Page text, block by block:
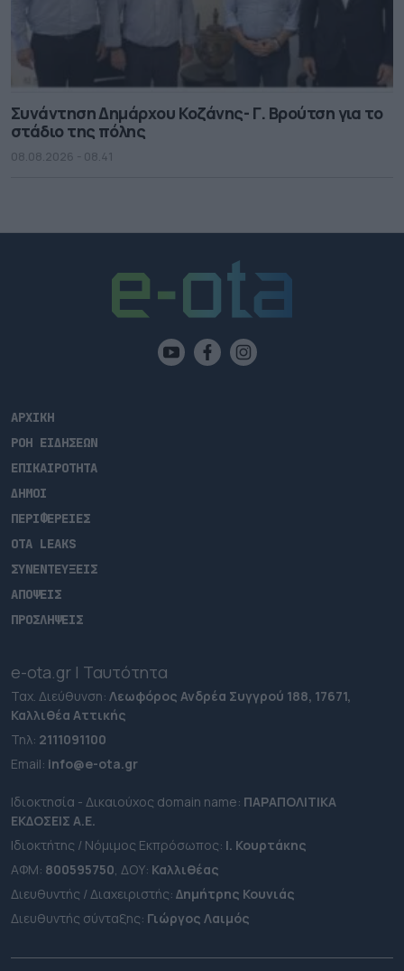
Συνάντηση Δημάρχου Κοζάνης- Γ. Βρούτση για το
στάδιο της πόλης
08.08.2026 - 08.41
ΑΡΧΙΚΗ
ΡΟΗ ΕΙΔΗΣΕΩΝ
ΕΠΙΚΑΙΡΟΤΗΤΑ
ΔΗΜΟΙ
ΠΕΡΙΦΕΡΕΙΕΣ
OTA LEAKS
ΣΥΝΕΝΤΕΥΞΕΙΣ
ΑΠΟΨΕΙΣ
ΠΡΟΣΛΗΨΕΙΣ
e-ota.gr | Ταυτότητα
Ταχ. Διεύθυνση: Λεωφόρος Ανδρέα Συγγρού 188, 17671,
Καλλιθέα Αττικής
Τηλ: 2111091100
Εmail: info@e-ota.gr
Ιδιοκτησία - Δικαιούχος domain name: ΠΑΡΑΠΟΛΙΤΙΚΑ
ΕΚΔΟΣΕΙΣ A.E.
Ιδιοκτήτης / Νόμιμος Εκπρόσωπος: Ι. Κουρτάκης
ΑΦΜ: 800595750, ΔΟΥ: Καλλιθέας
Διευθυντής / Διαχειριστής: Δημήτρης Κουνιάς
Διευθυντής σύνταξης: Γιώργος Λαιμός